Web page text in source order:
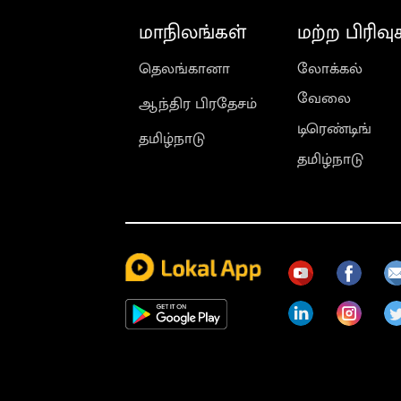
மாநிலங்கள்
தெலங்கானா
ஆந்திர பிரதேசம்
தமிழ்நாடு
மற்ற
லோக்கல்
வேலை
டிரெண்டிங்
தமிழ்நாடு